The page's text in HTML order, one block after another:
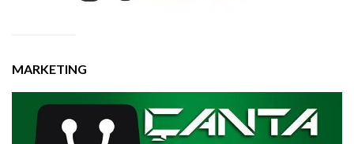
MARKETING